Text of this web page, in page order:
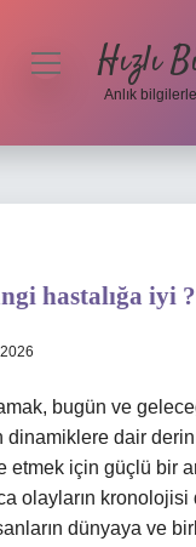
menüyüHızlı
Anlık
hastalığa iyi ?
bugün ve
dinamiklere dair
etmek için güçlü bir
olayların kronolojisi
dünyaya ve